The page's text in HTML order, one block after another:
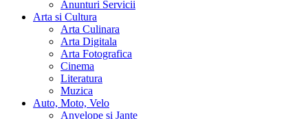
Anunturi Servicii
Arta si Cultura
Arta Culinara
Arta Digitala
Arta Fotografica
Cinema
Literatura
Muzica
Auto, Moto, Velo
Anvelope si Jante